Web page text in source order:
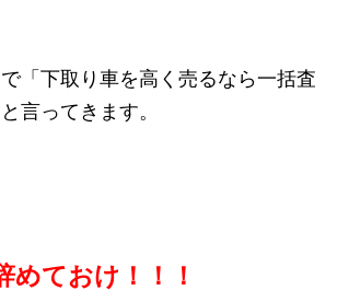
「下取り車を高く売るなら一括査
言ってきます。
めておけ！！！